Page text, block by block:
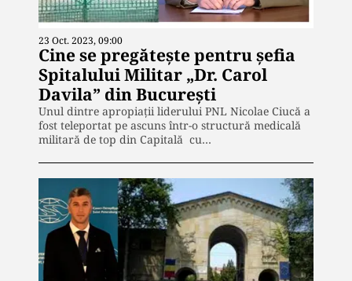
23 Oct. 2023, 09:00
Cine se pregătește pentru șefia
Spitalului Militar „Dr. Carol
Davila” din București
Unul dintre apropiații liderului PNL Nicolae Ciucă a
fost teleportat pe ascuns într-o structură medicală
militară de top din Capitală cu…